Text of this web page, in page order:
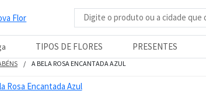
Busca de produtos
TIPOS DE FLORES PRESENTES
A BELA ROSA ENCANTADA AZUL